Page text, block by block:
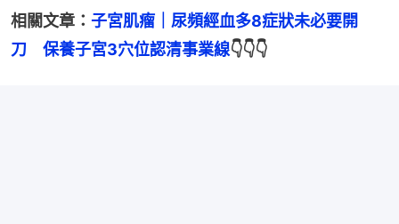
相關文章： 子宮肌瘤｜尿頻經血多8症狀未必要開
刀　保養子宮3穴位認清事業線👇👇👇